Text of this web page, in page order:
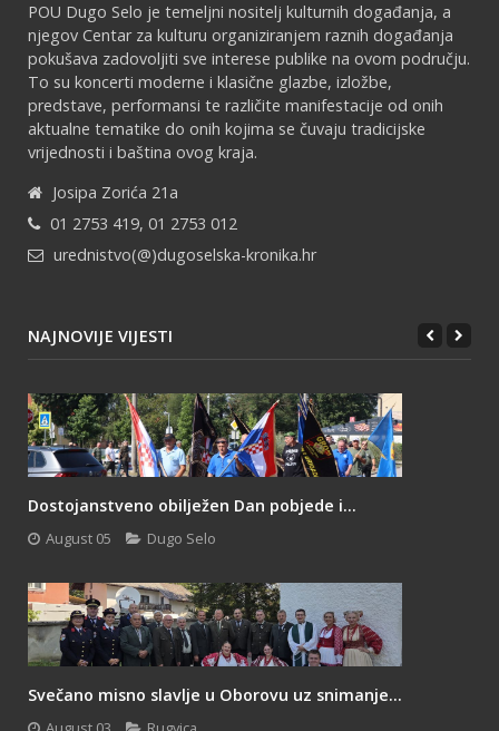
POU Dugo Selo je temeljni nositelj kulturnih događanja, a
njegov Centar za kulturu organiziranjem raznih događanja
pokušava zadovoljiti sve interese publike na ovom području.
To su koncerti moderne i klasične glazbe, izložbe,
predstave, performansi te različite manifestacije od onih
aktualne tematike do onih kojima se čuvaju tradicijske
vrijednosti i baština ovog kraja.
Josipa Zorića 21a
01 2753 419, 01 2753 012
urednistvo(@)dugoselska-kronika.hr
NAJNOVIJE VIJESTI
Dostojanstveno obilježen Dan pobjede i...
August 05 Dugo Selo
Svečano misno slavlje u Oborovu uz snimanje...